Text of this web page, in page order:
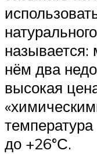
нём два
высокая
температура
до +26°С.